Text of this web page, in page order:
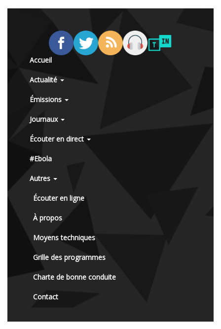
Accueil
Actualité
Émissions
Journaux
Écouter en direct
#Ebola
Autres
Écouter en ligne
À propos
Moyens techniques
Grille des programmes
Charte de bonne conduite
Contact